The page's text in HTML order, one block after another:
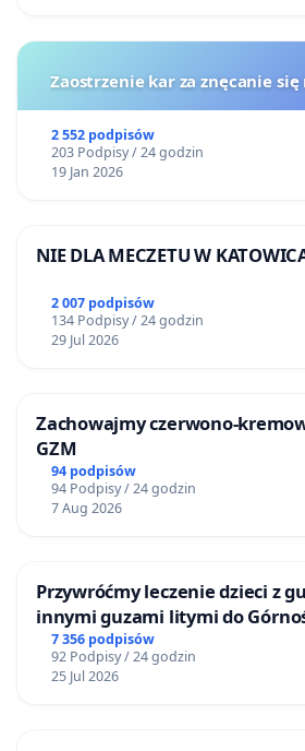
Zaostrzenie kar za znęcanie
2 552 podpisów
203 Podpisy / 24 godzin
19 Jan 2026
NIE DLA MECZETU W
2 007 podpisów
134 Podpisy / 24 godzin
29 Jul 2026
Zachowajmy czerwono-
GZM
94 podpisów
94 Podpisy / 24 godzin
7 Aug 2026
Przywróćmy leczenie dzieci z
innymi guzami litymi do
Centrum Zdrowia Dziecka w
7 356 podpisów
92 Podpisy / 24 godzin
25 Jul 2026